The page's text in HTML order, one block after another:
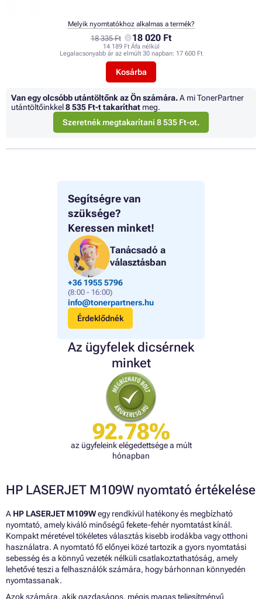
Segítségre van
szüksége?
Keressen minket!
Tanácsadó a
választásban
+36 1955 5796
(8:00 - 16:00)
info@tonerpartners.hu
Érdeklődnék
Az ügyfelek dicsérnek
minket
92.78%
az ügyfeleink elégedettsége a múlt
hónapban
18 335 Ft 18 020 Ft
14 189 Ft Áfa nélkül
Legalacsonyabb ár az elmúlt 30 napban: 17 600 Ft
Kosárba
Melyik nyomtatókhoz alkalmas a termék?
Van egy olcsóbb utántöltőnk az Ön számára.A mi TonerPartner
utántöltőinkkel8 535 Ft-t takaríthat meg.
Szeretnék megtakarítani 8 535 Ft-ot.
HP LASERJET M109W nyomtató értékelése
A HP LASERJET M109Wegy rendkívül hatékony és megbízható
nyomtató, amely kiváló minőségű fekete-fehér nyomtatást kínál.
Kompakt méretével tökéletes választás kisebb irodákba vagy otthoni
használatra. A nyomtató fő előnyei közé tartozik a gyors nyomtatási
sebesség és a könnyű vezeték nélküli csatlakoztathatóság, amely
lehetővé teszi a felhasználók számára, hogy bárhonnan könnyedén
nyomtassanak.
Azok számára, akik gazdaságos, mégis magas teljesítményű